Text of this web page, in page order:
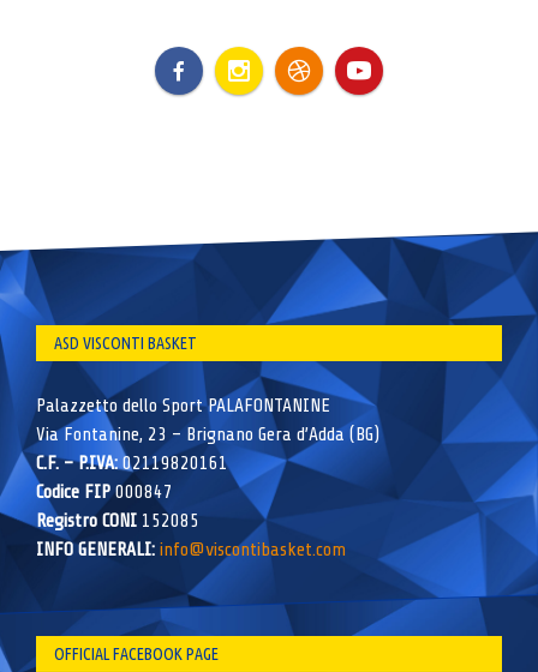
ASD VISCONTI BASKET
Palazzetto dello Sport PALAFONTANINE
Via Fontanine, 23 – Brignano Gera d’Adda (BG)
C.F. – P.IVA:02119820161
Codice FIP000847
Registro CONI 152085
INFO GENERALI: info@viscontibasket.com
OFFICIAL FACEBOOK PAGE